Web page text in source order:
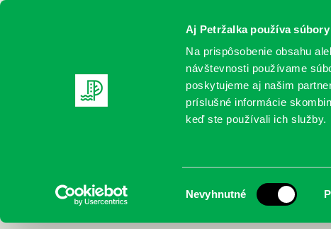
Aj Petržalka používa
Na prispôsobenie obsahu
návštevnosti používame
poskytujeme aj našim
príslušné informácie
keď ste používali ich služby.
súhlasu
Nevyhnutné
REGISTRUJTE SA ONLINE KATALÓGY
Výtvarné umenie
vidia svet